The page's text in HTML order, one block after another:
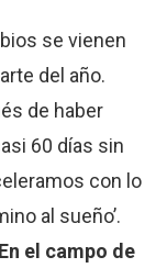
se vienen
del año.
de haber
60 días sin
con lo
al sueño’.
el campo de